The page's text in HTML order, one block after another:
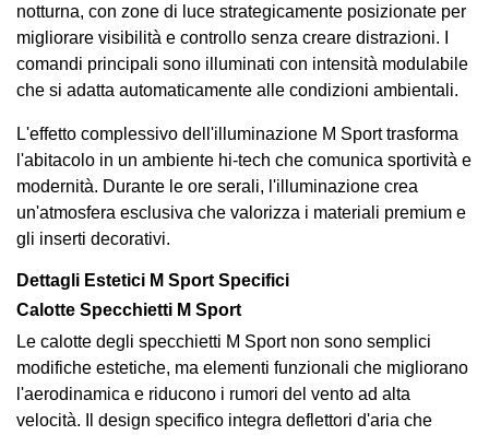
notturna, con zone di luce strategicamente posizionate per
migliorare visibilità e controllo senza creare distrazioni. I
comandi principali sono illuminati con intensità modulabile
che si adatta automaticamente alle condizioni ambientali.
L'effetto complessivo dell'illuminazione M Sport trasforma
l'abitacolo in un ambiente hi-tech che comunica sportività e
modernità. Durante le ore serali, l'illuminazione crea
un'atmosfera esclusiva che valorizza i materiali premium e
gli inserti decorativi.
Dettagli Estetici M Sport Specifici
Calotte Specchietti M Sport
Le calotte degli specchietti M Sport non sono semplici
modifiche estetiche, ma elementi funzionali che migliorano
l'aerodinamica e riducono i rumori del vento ad alta
velocità. Il design specifico integra deflettori d'aria che